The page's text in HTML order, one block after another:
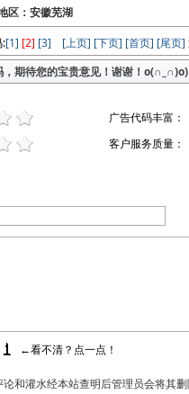
：安徽芜湖
:[1] [2] [3] [上页] [下页] [首页] [尾页]
期待您的宝贵意见！谢谢！o(∩_∩)o)
广告代码丰富：
客户服务质量：
←看不清？点一点！
和灌水经本站查明后管理员会将其